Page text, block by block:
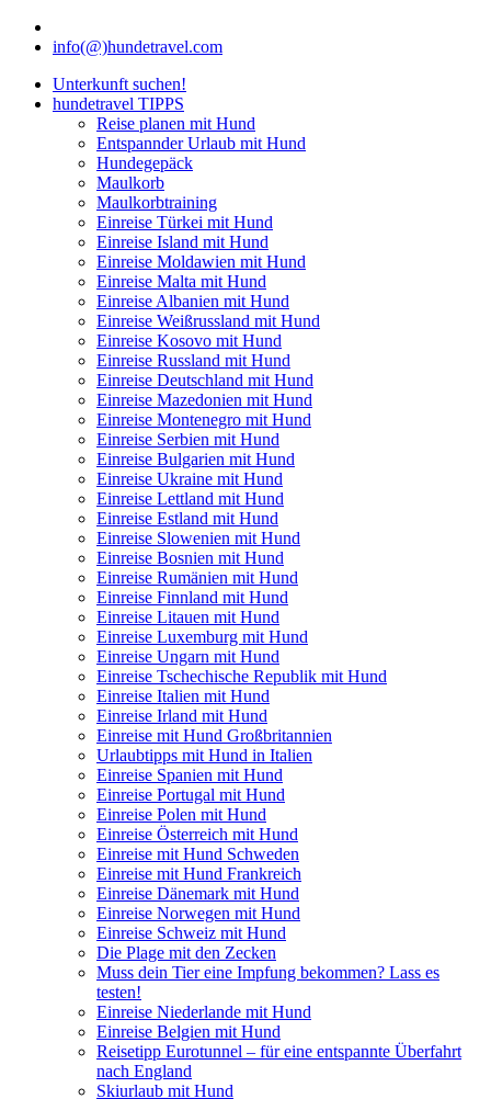
info(@)hundetravel.com
Unterkunft suchen!
hundetravel TIPPS
Reise planen mit Hund
Entspannder Urlaub mit Hund
Hundegepäck
Maulkorb
Maulkorbtraining
Einreise Türkei mit Hund
Einreise Island mit Hund
Einreise Moldawien mit Hund
Einreise Malta mit Hund
Einreise Albanien mit Hund
Einreise Weißrussland mit Hund
Einreise Kosovo mit Hund
Einreise Russland mit Hund
Einreise Deutschland mit Hund
Einreise Mazedonien mit Hund
Einreise Montenegro mit Hund
Einreise Serbien mit Hund
Einreise Bulgarien mit Hund
Einreise Ukraine mit Hund
Einreise Lettland mit Hund
Einreise Estland mit Hund
Einreise Slowenien mit Hund
Einreise Bosnien mit Hund
Einreise Rumänien mit Hund
Einreise Finnland mit Hund
Einreise Litauen mit Hund
Einreise Luxemburg mit Hund
Einreise Ungarn mit Hund
Einreise Tschechische Republik mit Hund
Einreise Italien mit Hund
Einreise Irland mit Hund
Einreise mit Hund Großbritannien
Urlaubtipps mit Hund in Italien
Einreise Spanien mit Hund
Einreise Portugal mit Hund
Einreise Polen mit Hund
Einreise Österreich mit Hund
Einreise mit Hund Schweden
Einreise mit Hund Frankreich
Einreise Dänemark mit Hund
Einreise Norwegen mit Hund
Einreise Schweiz mit Hund
Die Plage mit den Zecken
Muss dein Tier eine Impfung bekommen? Lass es
testen!
Einreise Niederlande mit Hund
Einreise Belgien mit Hund
Reisetipp Eurotunnel – für eine entspannte Überfahrt
nach England
Skiurlaub mit Hund